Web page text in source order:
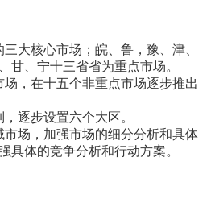
三大核心市场；皖、鲁，豫、津、
甘、宁十三省省为重点市场。
场，在十五个非重点市场逐步推出
逐步设置六个大区。
市场，加强市场的细分分析和具体
具体的竞争分析和行动方案。